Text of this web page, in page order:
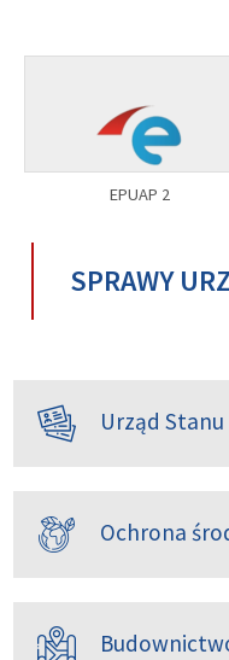
EPUAP 2
SPRAWY
Urząd
Ochrona